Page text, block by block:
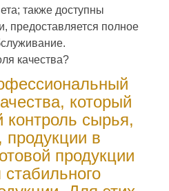
также доступны
предоставляется полное
качества?
который
контроль сырья,
продукции в
продукции